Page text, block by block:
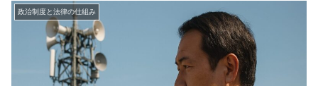
政治制度と法律の仕組み